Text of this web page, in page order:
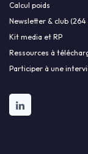
Calcul poids
Newsletter & club (264
Kit media et RP
Ressources à
Participer à une